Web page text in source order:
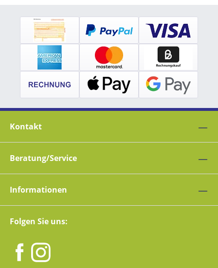
Kontakt
Beratung/Service
Informationen
Folgen Sie uns: